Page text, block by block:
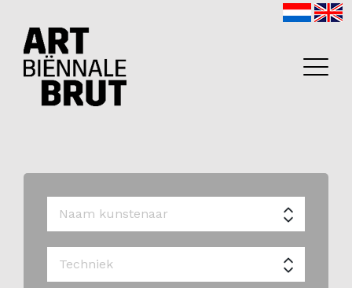
Home
Exposanten
2026